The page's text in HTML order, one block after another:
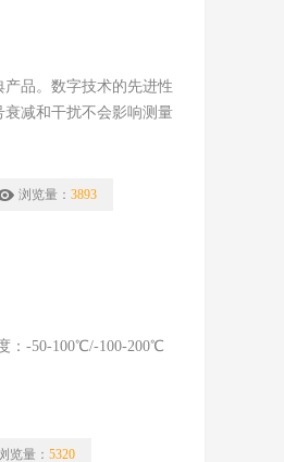
品。数字技术的先进性
减和干扰不会影响测量
浏览量：3893
：-50-100℃/-100-200℃
览量：5320